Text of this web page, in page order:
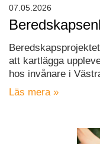
att kartlägga
hos invånare i
Läs mera »
07.05.2026